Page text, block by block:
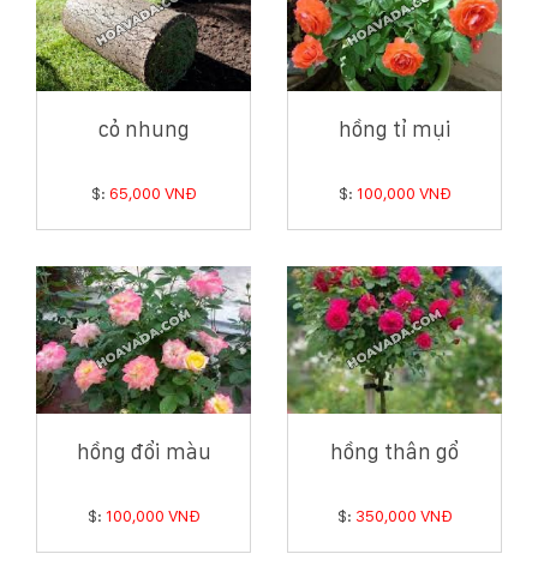
cỏ nhung
$: 65,000 VNĐ
hồng tỉ mụi
$: 100,000 VNĐ
hồng đổi màu
$: 100,000 VNĐ
hồng thân gổ
$: 350,000 VNĐ